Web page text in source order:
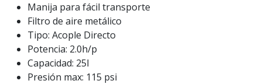
Manija para fácil transporte
Filtro de aire metálico
Tipo: Acople Directo
Potencia: 2.0h/p
Capacidad: 25l
Presión max: 115 psi